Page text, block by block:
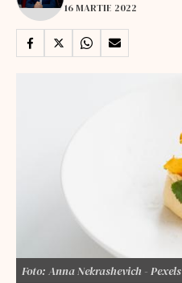
16 MARTIE 2022
Foto: Anna Nekrashevich - Pexels